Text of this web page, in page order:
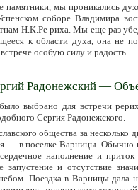
памятники, мы проникались
соборе Владимира
Н.К.Ре риха. Мы еще раз
к области духа, она не
особую силу и радость.
Радонежский —
выбрано для встречи
Сергия Радонежского.
общества за несколько
— в поселке Варницы. Обычно
наполнение и
и отсутствие
Поездка в Варницы дала